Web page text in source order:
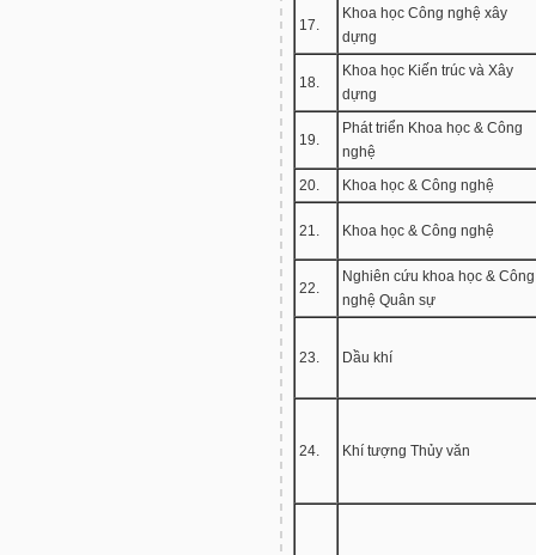
17.
Khoa học Công nghệ xây
dựng
18.
Khoa học Kiến trúc và Xây
dựng
19.
Phát triển Khoa học & Công
nghệ
20.
Khoa học & Công nghệ
21. Khoa học & Công nghệ
22.
Nghiên cứu khoa học & Công
nghệ Quân sự
23. Dầu khí
24. Khí tượng Thủy văn